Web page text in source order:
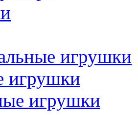
игрушки
игрушки
игрушки